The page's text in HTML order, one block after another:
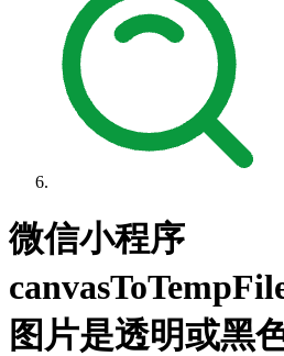
微信小程序
图片是透明或黑